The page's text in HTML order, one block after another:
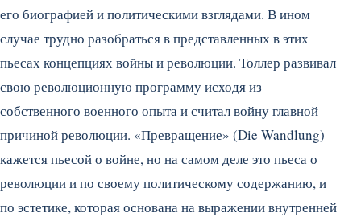
его биографией и политическими взглядами. В ином
случае трудно разобраться в представленных в этих
пьесах концепциях войны и революции. Толлер развивал
свою революционную программу исходя из
собственного военного опыта и считал войну главной
причиной революции. «Превращение» (Die Wandlung)
кажется пьесой о войне, но на самом деле это пьеса о
революции и по своему политическому содержанию, и
по эстетике, которая основана на выражении внутренней